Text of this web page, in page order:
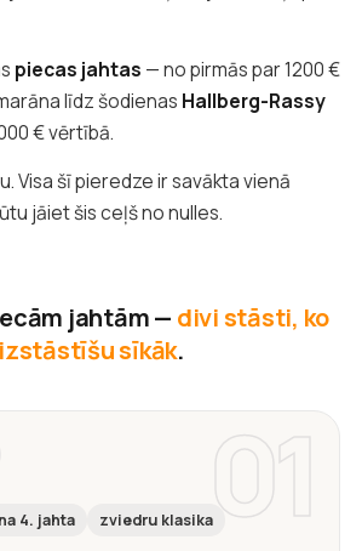
piecas jahtas — no pirmās par 1200 €
līdz šodienas Hallberg-Rassy
€ vērtībā.
Visa šī pieredze ir savākta vienā
jāiet šis ceļš no nulles.
jahtām — divi stāsti, ko
izstāstīšu sīkāk.
01
4. jahta zviedru klasika